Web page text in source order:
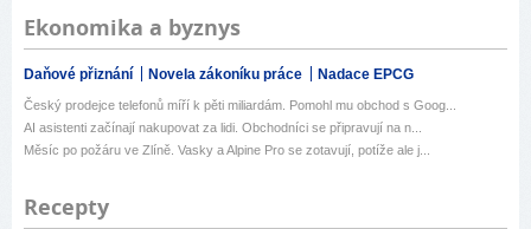
Ekonomika a byznys
Daňové přiznání Novela zákoníku práce Nadace EPCG
Český prodejce telefonů míří k pěti miliardám. Pomohl mu obchod s Goog...
AI asistenti začínají nakupovat za lidi. Obchodníci se připravují na n...
Měsíc po požáru ve Zlíně. Vasky a Alpine Pro se zotavují, potíže ale j...
Recepty